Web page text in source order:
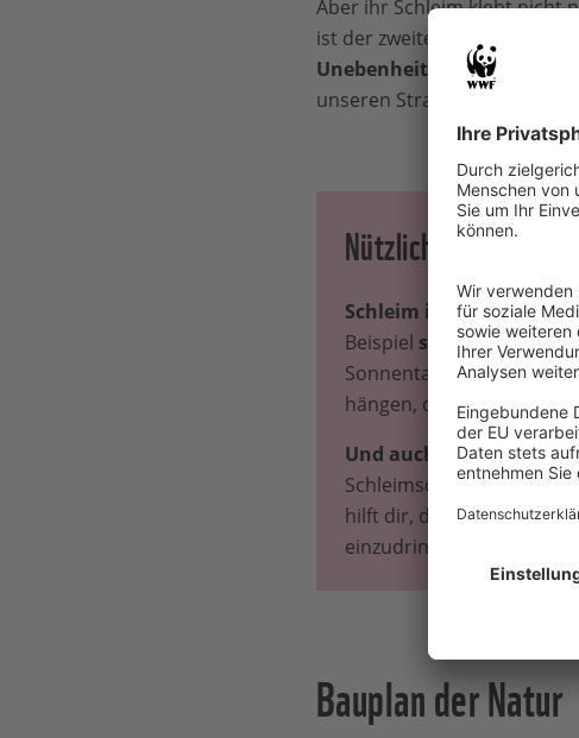
Aber ihr Schleim klebt nicht
ist der zweite Vorteil des
Unebenheit auf ihrem Weg
unseren Straßen tun.
Nützlicher Glibber -
Schleim ist nicht nur für
Beispiel schützen ;mit
Sonnentau produzieren
hängen, die die Pflanze
Und auch wir
Schleimschicht darin hält
hilft dir, dein Essen zu
einzudringen.
Bauplan der Natur